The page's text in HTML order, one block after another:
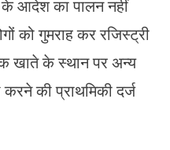
के आदेश का पालन नहीं
को गुमराह कर रजिस्ट्री
खाते के स्थान पर अन्य
की प्राथमिकी दर्ज